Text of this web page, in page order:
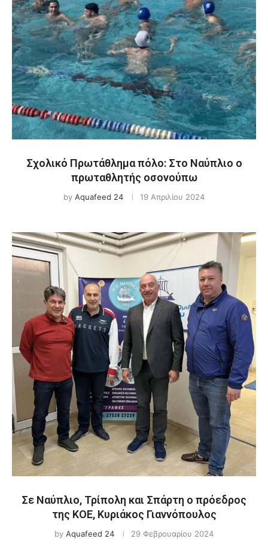
Σχολικό Πρωτάθλημα πόλο: Στο Ναύπλιο ο
πρωταθλητής οσονούπω
by Aquafeed 24 19 Απριλίου 2024
Σε Ναύπλιο, Τρίπολη και Σπάρτη ο πρόεδρος
της ΚΟΕ, Κυριάκος Γιαννόπουλος
by Aquafeed 24 29 Φεβρουαρίου 2024